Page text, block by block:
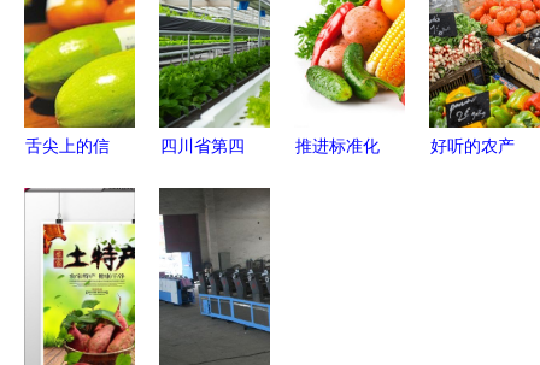
产品盛装亮
相
会变色的美
食藏着怎样
的秘密？
「超级水
果」入口爆
珠，全是奢
华维生素
全解析
舌尖上的信
溯源系统如
何撑起质量
安全之伞？
四川省第四
色农产品优
势区”申报
指南与农产
品筛选标准
推进标准化
好听的农产